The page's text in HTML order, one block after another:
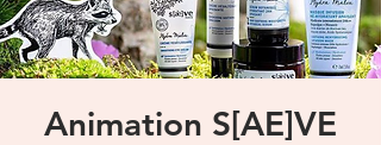
Animation S[AE]VE